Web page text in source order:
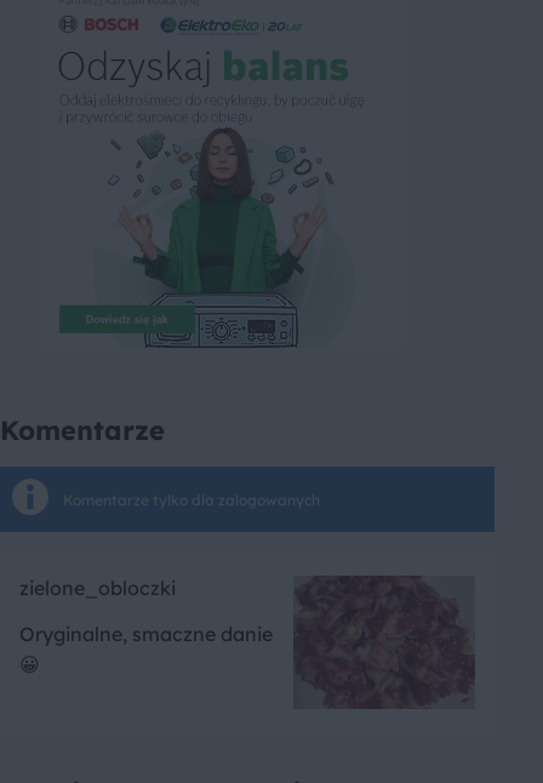
Komentarze
Komentarze tylko dla zalogowanych
zielone_obloczki
Oryginalne, smaczne danie
😀